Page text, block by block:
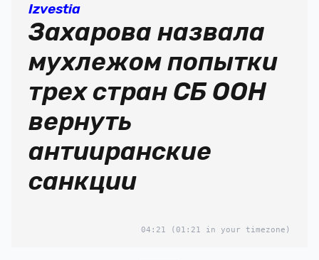
Izvestia
Захарова назвала
мухлежом попытки
трех стран СБ ООН
вернуть
антииранские
санкции
04:21 (01:21 in your timezone)